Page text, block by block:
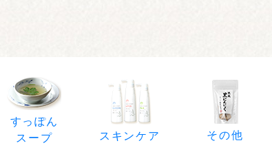
すっぽん
スープ
スキンケア その他